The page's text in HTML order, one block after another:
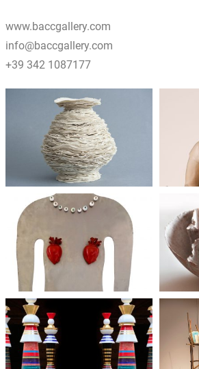
www.baccgallery.com
info@baccgallery.com
+39 342 1087177